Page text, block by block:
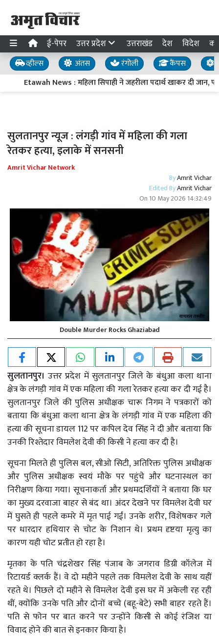
ई-पेपर उत्तर प्रदेश उत्तराखंड देश विदेश
व्हील्स अंतस रंगोली कैंपस
Etawah News : महिला सिपाही ने जहरीला पदार्थ खाकर दी जान,
सुलतानपुर न्यूज : लंगड़ी गांव में महिला की गला
रेतकर हत्या, इलाके में सनसनी
Amrit Vichar Network
ByAmrit Vichar
Edited ByAmrit Vichar
On 10 May 2026 14:32:49
Double Murder Rocks Ghaziabad
सुलतानपुर।उत्तर प्रदेश में सुलतानपुर जिले के बंधुआ कला थाना
क्षेत्र के लंगड़ी गांव में एक महिला की गला रेतकर हत्या कर दी गई है।
सुलतानपुर जिले की पुलिस अधीक्षक चारू निगम ने पत्रकारों को
बताया कि बंधुआ कला थाना क्षेत्र के लंगड़ी गांव में एक महिला की
हत्या की सूचना डायल 112 पर कपिल देव सिंह ने दी और बताया कि
उनकी रिश्तेदार विमलेश देवी की किसी ने हत्या कर दी है।
सूचना मिलते ही पुलिस बल, सीओ सिटी, अतिरिक्त पुलिस अधीक्षक
और पुलिस अधीक्षक स्वयं मौके पर पहुंचे और घटनास्थल का
निरीक्षण किया गया। सूचनाकर्ता और प्रथमदर्शियों ने बताया कि घर
का मुख्य दरवाजा बाहर से बंद था। अंदर देखने पर विमलेश देवी घर
में घुसते ही पहले कमरे में मृत पाई गईं। उनके शरीर, विशेषकर गले
पर धारदार हथियार से चोट के निशान थे। प्रथम दृष्टया मृत्यु का
कारण यही चोट प्रतीत हो रहा है।
मृतका के पति चंद्रशेखर सिंह पंजाब के जगराव डिग्री कॉलेज में
रिटायर्ड क्लर्क हैं। वे दो महीने पहले तक विमलेश देवी के साथ यहीं
रहते थे। पिछले दो महीने से विमलेश देवी इस घर में अकेली रह रही
थीं, क्योंकि उनके पति और दोनों बच्चे (बहू-बेटे) सभी बाहर रहते हैं।
पति से फोन पर बात करने पर उन्होंने किसी से कोई रंजिश या
विवाद होने की बात से इनकार किया है।